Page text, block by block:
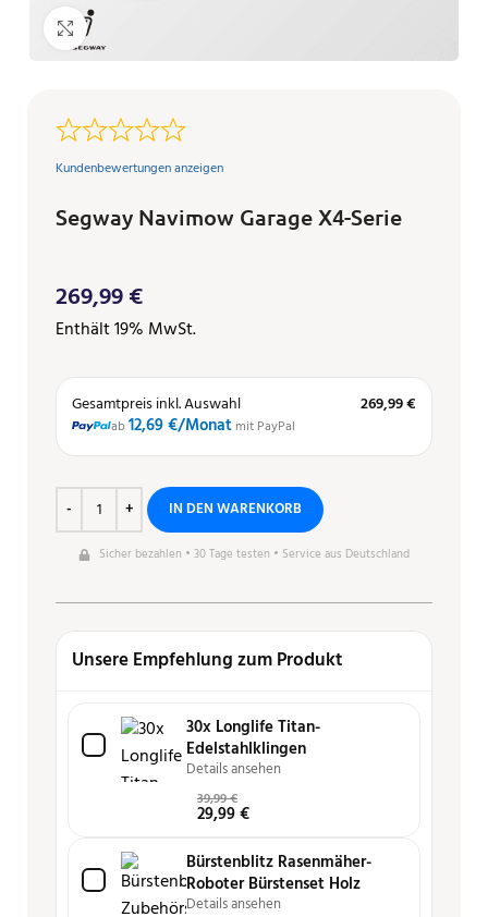
Klicken zum Vergrößern
Kundenbewertungen anzeigen
Segway Navimow Garage X4-Serie
269,99€
Enthält 19% MwSt.
Gesamtpreis inkl. Auswahl
ab12,69 €/Monat mit PayPal
269,99 €
IN DEN WARENKORB
Sicher bezahlen • 30 Tage testen • Service aus Deutschland
Unsere Empfehlung zum Produkt
30x Longlife Titan-
Edelstahlklingen
Details ansehen
39,99€
29,99€
Bürstenblitz Rasenmäher-
Roboter Bürstenset Holz
Details ansehen